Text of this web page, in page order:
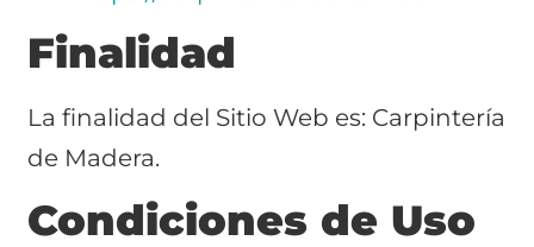
Finalidad
La finalidad del Sitio Web es: Carpintería
de Madera.
Condiciones de Uso